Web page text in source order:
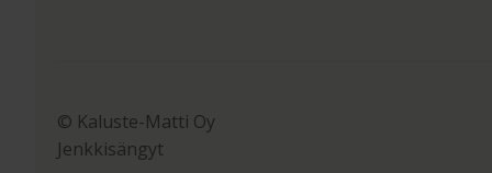
© Kaluste-Matti Oy
Jenkkisängyt